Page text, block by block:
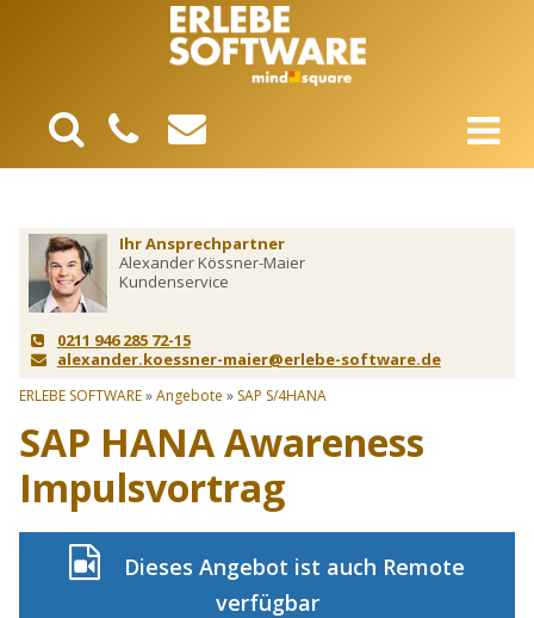
Ihr Ansprechpartner
Alexander Kössner-Maier
Kundenservice
0211 946 285 72-15
alexander.koessner-maier@erlebe-software.de
ERLEBE SOFTWARE»Angebote » SAP S/4HANA
SAP HANA Awareness
Impulsvortrag
Dieses Angebot ist auch Remote
verfügbar